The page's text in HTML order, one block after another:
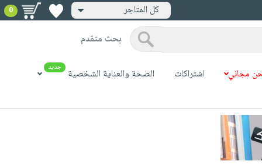
كل المتاجر 0
بحث متقدم
مجاني اشتراكات الصحة والعناية الشخصية جديد